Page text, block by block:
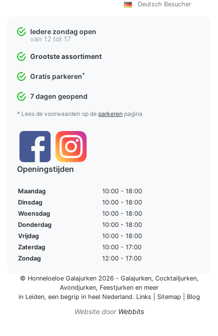
Deutsch Besucher
Iedere zondag open
van 12 tot 17
Grootste assortiment
Gratis parkeren*
7 dagen geopend
* Lees de voorwaarden op de parkeren pagina
Openingstijden
Maandag
10:00 - 18:00
Dinsdag
10:00 - 18:00
Woensdag
10:00 - 18:00
Donderdag
10:00 - 18:00
Vrijdag
10:00 - 18:00
Zaterdag
10:00 - 17:00
Zondag
12:00 - 17:00
© Honneloeloe Galajurken 2026 - Galajurken, Cocktailjurken,
Avondjurken, Feestjurkenen meer
in Leiden, een begrip in heel Nederland. Links Sitemap Blog
Website door Webbits